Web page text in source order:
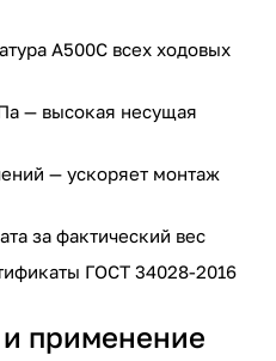
А500С всех ходовых
— высокая несущая
— ускоряет монтаж
за фактический вес
ГОСТ 34028-2016
применение